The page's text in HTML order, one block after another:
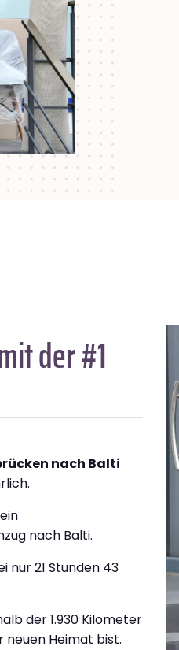
der #1
nach Balti
nach Balti.
nur 21 Stunden 43
der 1.930 Kilometer
neuen Heimat bist.